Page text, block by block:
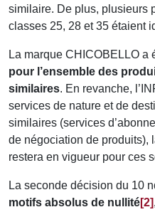
similaire. De plus, plusieurs
classes 25, 28 et 35 étaient
La marque CHICOBELLO a
pour l’ensemble des
similaires. En revanche,
services de nature et de
similaires (services
de négociation de produits),
restera en vigueur pour ces
La seconde décision du 10
motifs absolus de nullité[2]